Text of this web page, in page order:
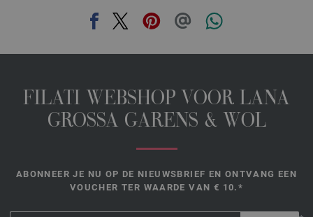
FILATI WEBSHOP VOOR LANA
GROSSA GARENS & WOL
ABONNEER JE NU OP DE NIEUWSBRIEF EN ONTVANG EEN
VOUCHER TER WAARDE VAN € 10.*